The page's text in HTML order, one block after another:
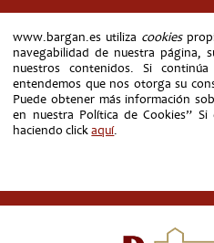
www.bargan.es utiliza cookies
navegabilidad de nuestra página,
nuestros contenidos. Si
entendemos que nos otorga su
Puede obtener más información
en nuestra Política de Cookies”
haciendo clickaquí.